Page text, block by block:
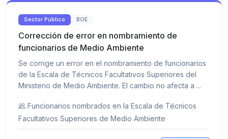
Sector Público BOE
Corrección de error en nombramiento de
funcionarios de Medio Ambiente
Se corrige un error en el nombramiento de funcionarios
de la Escala de Técnicos Facultativos Superiores del
Ministerio de Medio Ambiente. El cambio no afecta a ...
Funcionarios nombrados en la Escala de Técnicos
Facultativos Superiores de Medio Ambiente